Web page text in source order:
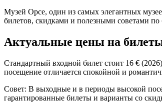
Музей Орсе, один из самых элегантных
билетов, скидками и полезными советами
Актуальные цены на
Стандартный входной билет стоит 16 €
посещение отличается спокойной и
Совет: В выходные и в периоды высокой
гарантированные билеты и варианты со